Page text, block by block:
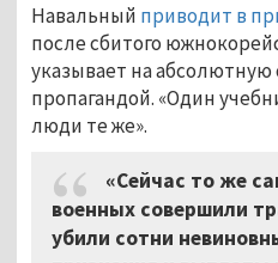
Навальный приводит в
после сбитого
указывает на
пропагандой. «Один
люди те же».
«Сейчас то же
военных совершили
убили сотни